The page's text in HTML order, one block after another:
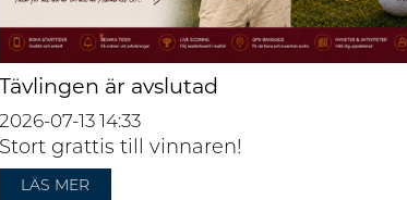
Tävlingen är avslutad
2026-07-13 14:33
Stort grattis till vinnaren!
LÄS MER